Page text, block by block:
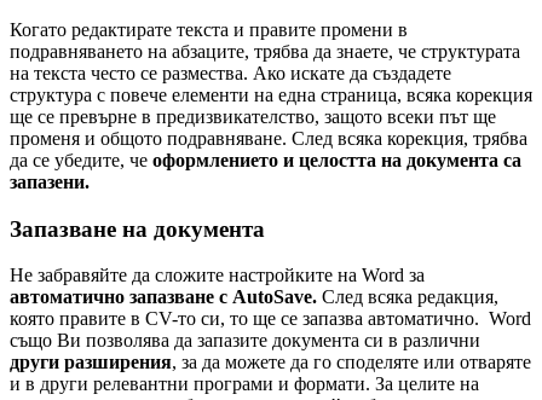
Когато редактирате текста и правите промени в
подравняването на абзаците, трябва да знаете, че структурата
на текста често се размества. Ако искате да създадете
структура с повече елементи на една страница, всяка корекция
ще се превърне в предизвикателство, защото всеки път ще
променя и общото подравняване. След всяка корекция, трябва
да се убедите, че оформлението и целостта на документа са
запазени.
Запазване на документа
Не забравяйте да сложите настройките на Word за
автоматично запазване с AutoSave. След всяка редакция,
която правите в CV-то си, то ще се запазва автоматично. Word
също Ви позволява да запазите документа си в различни
други разширения, за да можете да го споделяте или отваряте
и в други релевантни програми и формати. За целите на